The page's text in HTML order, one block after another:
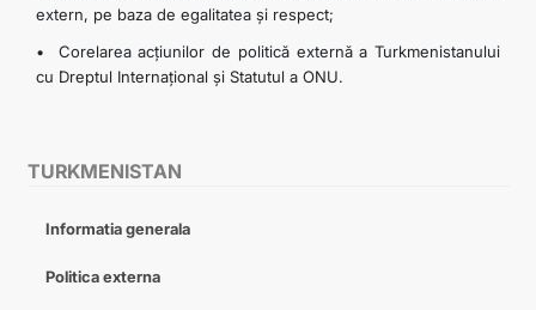
TURKMENISTAN
Informatia generala
Politica externa
extern, pe baza de egalitatea și respect;
• Corelarea acțiunilor de politică externă a Turkmenistanului
cu Dreptul Internațional și Statutul a ONU.